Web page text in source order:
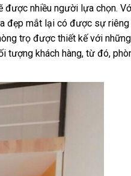
được nhiều người lựa chọn.
đẹp mắt lại có được sự
trọ được thiết kế với
tượng khách hàng, từ đó,